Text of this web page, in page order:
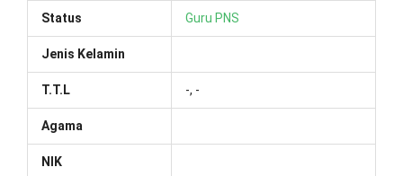
Status Guru PNS
Jenis Kelamin
T.T.L -, -
Agama
NIK